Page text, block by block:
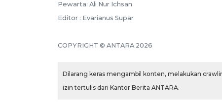
Pewarta: Ali Nur Ichsan
Editor : Evarianus Supar
COPYRIGHT © ANTARA 2026
Dilarang keras mengambil konten, melakukan
izin tertulis dari Kantor Berita ANTARA.